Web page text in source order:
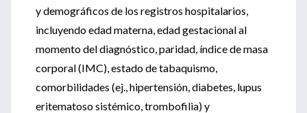
y demográficos de los registros hospitalarios,
incluyendo edad materna, edad gestacional al
momento del diagnóstico, paridad, índice de masa
corporal (IMC), estado de tabaquismo,
comorbilidades (ej., hipertensión, diabetes, lupus
eritematoso sistémico, trombofilia) y